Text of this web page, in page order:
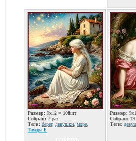
Размер: 9x12 = 108шт
Собран: 7 раз
Теги: берег, девушки море
Тамара Б
Размер:
Собран: 19
Теги: